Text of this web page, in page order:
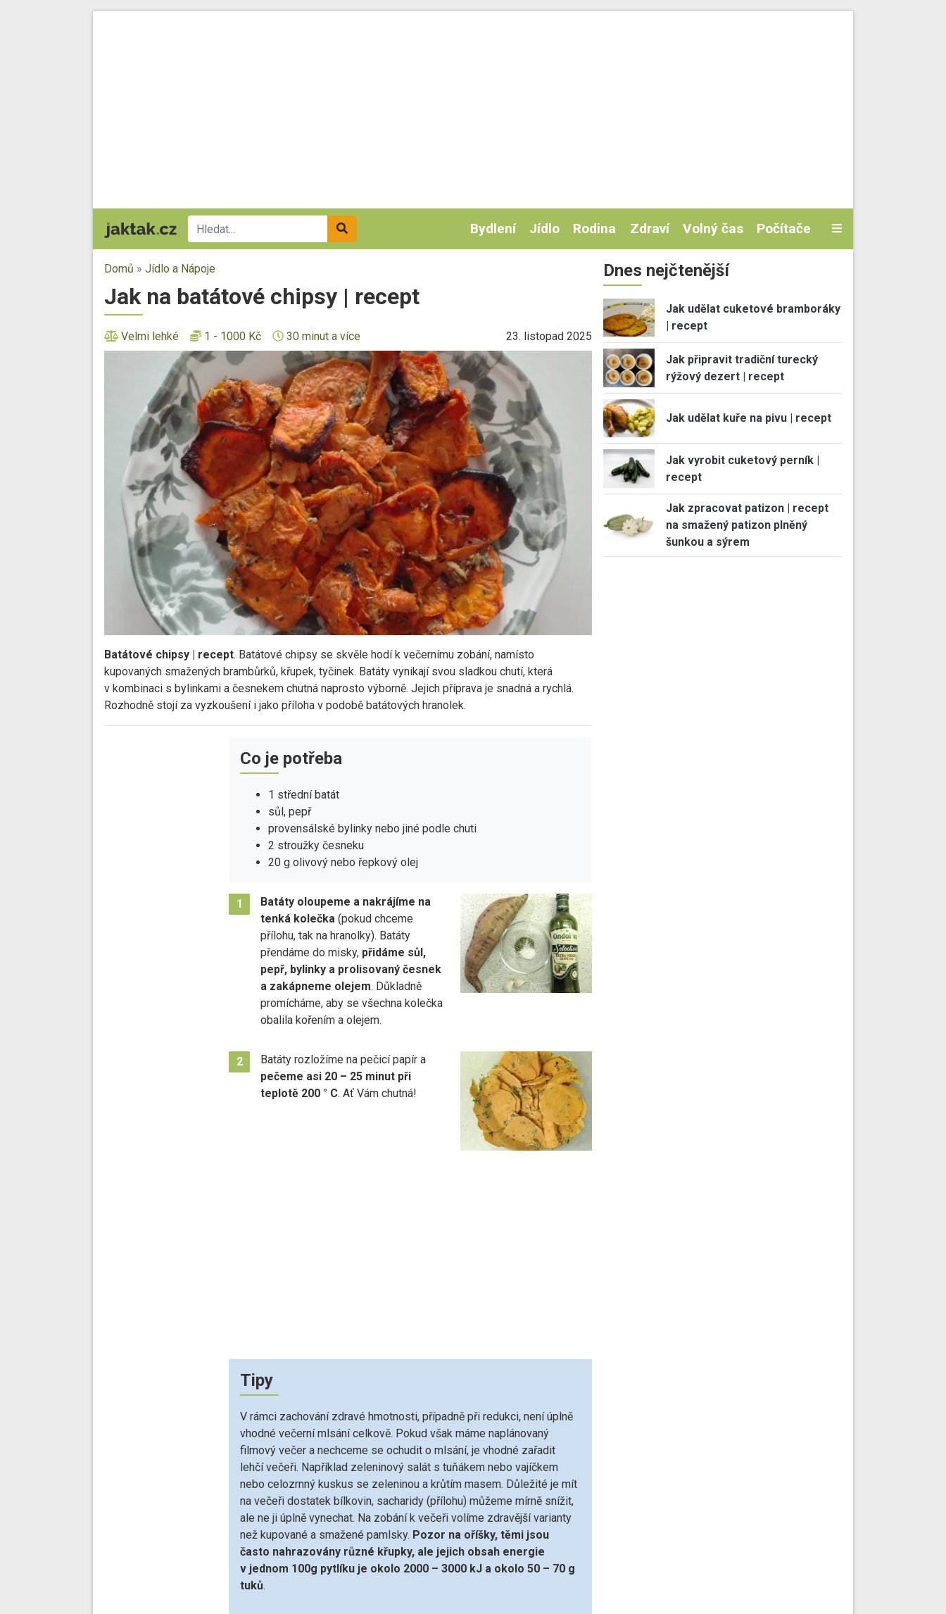
Bydlení Jídlo Rodina Zdraví Volný čas Počítače
Domů » Jídlo a Nápoje
Jak na batátové chipsy | recept
Velmi lehké 1 - 1000 Kč 30 minut a více 23. listopad 2025
Batátové chipsy | recept. Batátové chipsy se skvěle hodí k večernímu zobání, namísto
kupovaných smažených brambůrků, křupek, tyčinek. Batáty vynikají svou sladkou chutí, která
v kombinaci s bylinkami a česnekem chutná naprosto výborně. Jejich příprava je snadná a rychlá.
Rozhodně stojí za vyzkoušení i jako příloha v podobě batátových hranolek.
Co je potřeba
1 střední batát
sůl, pepř
provensálské bylinky nebo jiné podle chuti
2 stroužky česneku
20 g olivový nebo řepkový olej
1
Batáty oloupeme a nakrájíme na
tenká kolečka(pokud chceme
přílohu, tak na hranolky). Batáty
přendáme do misky, přidáme sůl,
pepř, bylinky a prolisovaný česnek
a zakápneme olejem. Důkladně
promícháme, aby se všechna kolečka
obalila kořením a olejem.
2
Batáty rozložíme na pečicí papír a
pečeme asi 20 – 25 minut při
teplotě 200 ° C. Ať Vám chutná!
Tipy
V rámci zachování zdravé hmotnosti, případně při redukci, není úplně
vhodné večerní mlsání celkově. Pokud však máme naplánovaný
filmový večer a nechceme se ochudit o mlsání, je vhodné zařadit
lehčí večeři. Například zeleninový salát s tuňákem nebo vajíčkem
nebo celozrnný kuskus se zeleninou a krůtím masem. Důležité je mít
na večeři dostatek bílkovin, sacharidy (přílohu) můžeme mírně snížit,
ale ne ji úplně vynechat. Na zobání k večeři volíme zdravější varianty
než kupované a smažené pamlsky. Pozor na oříšky, těmi jsou
často nahrazovány různé křupky, ale jejich obsah energie
v jednom 100g pytlíku je okolo 2000 – 3000 kJ a okolo 50 – 70 g
tuků.
Dnes nejčtenější
Jak udělat cuketové bramboráky
| recept
Jak připravit tradiční turecký
rýžový dezert | recept
Jak udělat kuře na pivu | recept
Jak vyrobit cuketový perník |
recept
Jak zpracovat patizon | recept
na smažený patizon plněný
šunkou a sýrem